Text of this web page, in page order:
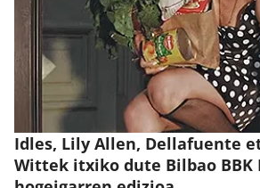
Idles, Lily Allen, Dellafuente
Wittek itxiko dute Bilbao BBK